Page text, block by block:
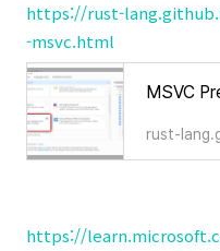
https://rust-
-msvc.html
MSVC
rust-
https://